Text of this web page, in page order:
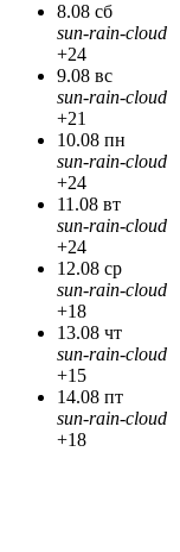
8.08 сб
sun-rain-cloud
+24
9.08 вс
sun-rain-cloud
+21
10.08 пн
sun-rain-cloud
+24
11.08 вт
sun-rain-cloud
+24
12.08 ср
sun-rain-cloud
+18
13.08 чт
sun-rain-cloud
+15
14.08 пт
sun-rain-cloud
+18